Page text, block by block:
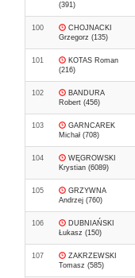
(391)
100
CHOJNACKI
Grzegorz (135)
101
KOTAS Roman
(216)
102
BANDURA
Robert (456)
103
GARNCAREK
Michał (708)
104
WĘGROWSKI
Krystian (6089)
105
GRZYWNA
Andrzej (760)
106
DUBNIAŃSKI
Łukasz (150)
107
ZAKRZEWSKI
Tomasz (585)